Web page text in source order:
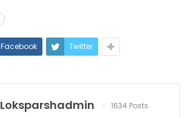
Facebook Twitter
Loksparshadmin
1634 Posts